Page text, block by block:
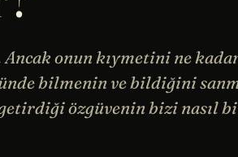
onun kıymetini ne
bilmenin ve bildiğini
özgüvenin bizi nasıl